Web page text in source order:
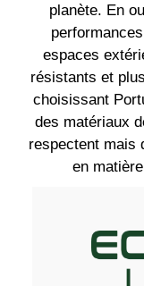
planète. En
espaces
résistants et
choisissant
des matériaux
respectent mais
en